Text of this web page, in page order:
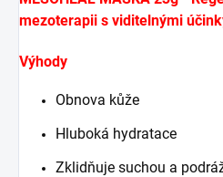
mezoterapii s viditelnými
Výhody
Obnova kůže
Hluboká hydratace
Zklidňuje suchou a